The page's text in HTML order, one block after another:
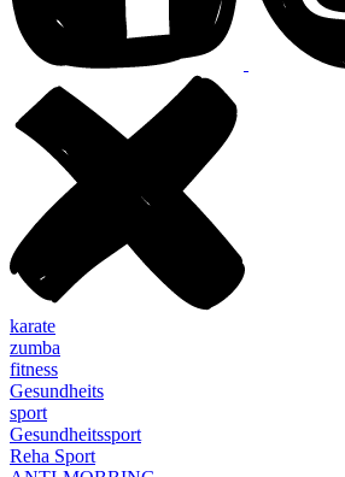
karate
zumba
fitness
Gesundheits
sport
Gesundheitssport
Reha Sport